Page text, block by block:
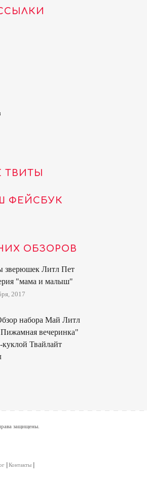
ТВИТЫ
ФЕЙСБУК
ОБЗОРОВ
зверюшек Литл Пет
"мама и малыш"
2017
набора Май Литл
вечеринка"
Твайлайт
защищены.
Контакты